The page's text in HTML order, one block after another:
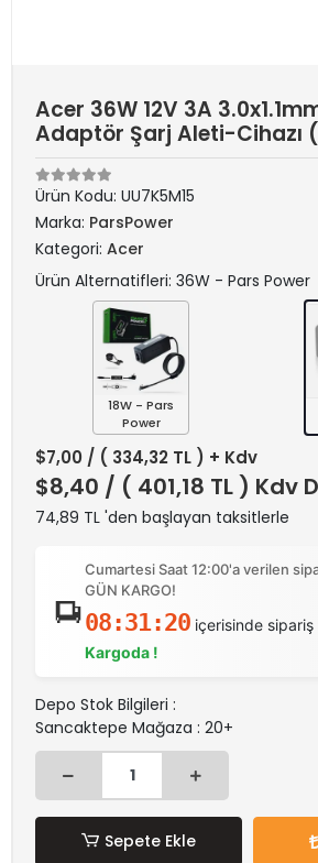
Acer 36W 12V 3A
Adaptör Şarj Aleti-Cihazı
Ürün Kodu: UU7K5M15
Marka: ParsPower
Kategori: Acer
Ürün Alternatifleri: 36W - Pars Power
18W - Pars
Power
$7,00 / ( 334,32 TL ) + Kdv
$8,40 / ( 401,18 TL ) Kdv
74,89 TL 'den başlayan taksitlerle
Cumartesi Saat 12:00'a verilen
GÜN KARGO!
08:31:20içerisinde sipariş
Kargoda !
Depo Stok Bilgileri :
Sancaktepe Mağaza : 20+
Sepete Ekle